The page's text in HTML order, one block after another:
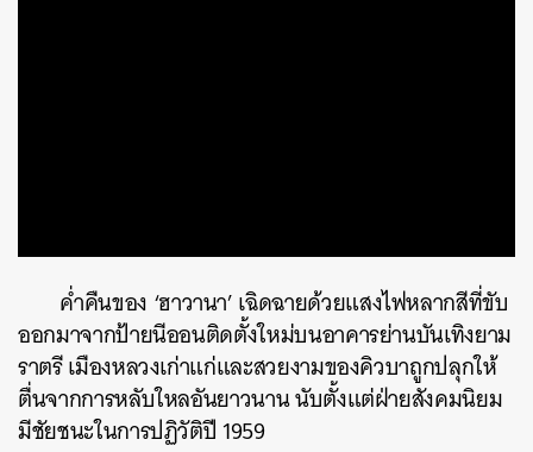
ค่ำคืนของ ‘ฮาวานา’ เฉิดฉายด้วยแสงไฟหลากสีที่ขับ
ออกมาจากป้ายนีออนติดตั้งใหม่บนอาคารย่านบันเทิงยาม
ราตรี เมืองหลวงเก่าแก่และสวยงามของคิวบาถูกปลุกให้
ตื่นจากการหลับใหลอันยาวนาน นับตั้งแต่ฝ่ายสังคมนิยม
มีชัยชนะในการปฏิวัติปี 1959